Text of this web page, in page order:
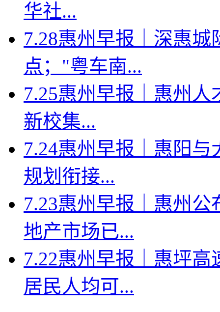
华社...
7.28惠州早报｜深惠
点；"粤车南...
7.25惠州早报｜惠州
新校集...
7.24惠州早报｜惠阳
规划衔接...
7.23惠州早报｜惠州
地产市场已...
7.22惠州早报｜惠坪
居民人均可...